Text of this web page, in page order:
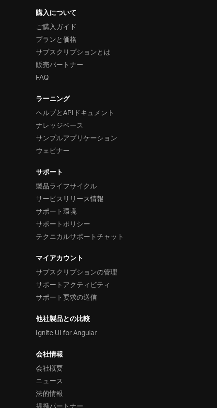
購入について
ご購入ガイド
プランと価格
サブスクリプションとは
販売パートナー
FAQ
ラーニング
ヘルプとAPIドキュメント
ナレッジベース
サンプルアプリケーション
ウェビナー
サポート
製品ライフサイクル
サービスリリース情報
サポート環境
サポートポリシー
テクニカルサポートチャット
マイアカウント
サブスクリプションの管理
サポートアクティビティ
サポート要求の送信
他社製品との比較
Ignite UI for Angular
会社情報
会社概要
ニュース
法的情報